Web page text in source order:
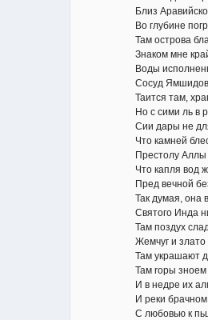
Близ Аравийской
Во глубине
Там острова
Знаком мне край
Воды
Сосуд Ямшидов
Таится там,
Но с сими ль в рай
Сии дары не для
Что камней блеск в
Престолу Аллы
Что капля вод
Пред вечной
Так думая, она в
Святого Инда
Там поздух сладок;
Жемчуг и злато
Там украшают дно
Там ropы зноем
И в недре их
И реки брачном
С любовью к